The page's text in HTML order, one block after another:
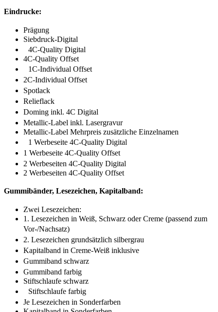
Eindrucke:
Prägung
Siebdruck-Digital
4C-Quality Digital
4C-Quality Offset
1C-Individual Offset
2C-Individual Offset
Spotlack
Relieflack
Doming inkl. 4C Digital
Metallic-Label inkl. Lasergravur
Metallic-Label Mehrpreis zusätzliche Einzelnamen
1 Werbeseite 4C-Quality Digital
1 Werbeseite 4C-Quality Offset
2 Werbeseiten 4C-Quality Digital
2 Werbeseiten 4C-Quality Offset
Gummibänder, Lesezeichen, Kapitalband:
Zwei Lesezeichen:
1. Lesezeichen in Weiß, Schwarz oder Creme (passend zum
Vor-/Nachsatz)
2. Lesezeichen grundsätzlich silbergrau
Kapitalband in Creme-Weiß inklusive
Gummiband schwarz
Gummiband farbig
Stiftschlaufe schwarz
Stiftschlaufe farbig
Je Lesezeichen in Sonderfarben